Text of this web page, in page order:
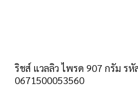
ริชส์ แวลลิว ไพรด 907 กรัม รหั
0671500053560